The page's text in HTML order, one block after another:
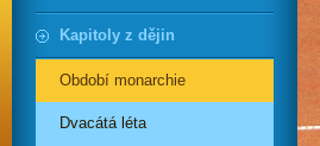
Kapitoly z dějin
Období monarchie
Dvacátá léta